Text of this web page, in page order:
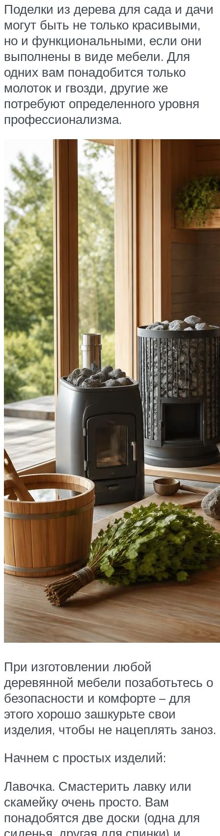
Поделки из дерева для сада и дачи
могут быть не только красивыми,
но и функциональными, если они
выполнены в виде мебели. Для
одних вам понадобится только
молоток и гвозди, другие же
потребуют определенного уровня
профессионализма.
При изготовлении любой
деревянной мебели позаботьтесь о
безопасности и комфорте – для
этого хорошо зашкурьте свои
изделия, чтобы не нацеплять заноз.
Начнем с простых изделий:
Лавочка. Смастерить лавку или
скамейку очень просто. Вам
понадобятся две доски (одна для